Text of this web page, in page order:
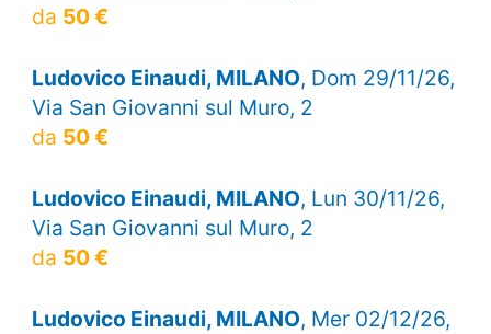
da 50 €
Ludovico Einaudi, MILANO, Dom 29/11/26,
Via San Giovanni sul Muro, 2
da 50 €
Ludovico Einaudi, MILANO, Lun 30/11/26,
Via San Giovanni sul Muro, 2
da 50 €
Ludovico Einaudi, MILANO, Mer 02/12/26,